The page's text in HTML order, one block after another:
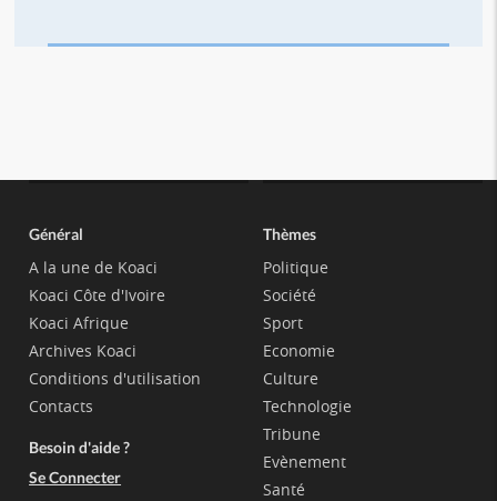
Général
A la une de Koaci
Koaci Côte d'Ivoire
Koaci Afrique
Archives Koaci
Conditions d'utilisation
Contacts
Besoin d'aide ?
Se Connecter
Thèmes
Politique
Société
Sport
Economie
Culture
Technologie
Tribune
Evènement
Santé